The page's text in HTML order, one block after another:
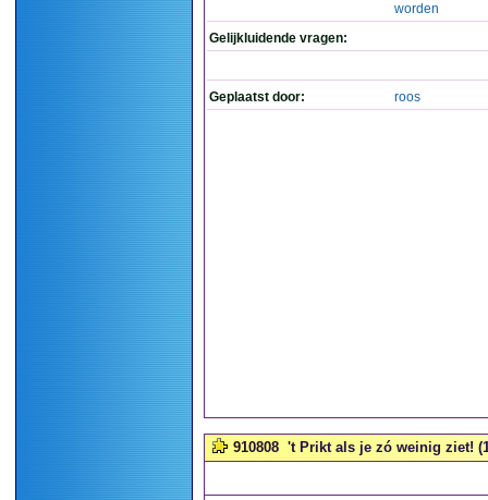
worden
Gelijkluidende vragen:
Geplaatst door: roos
910808 't Prikt als je zó weinig ziet!